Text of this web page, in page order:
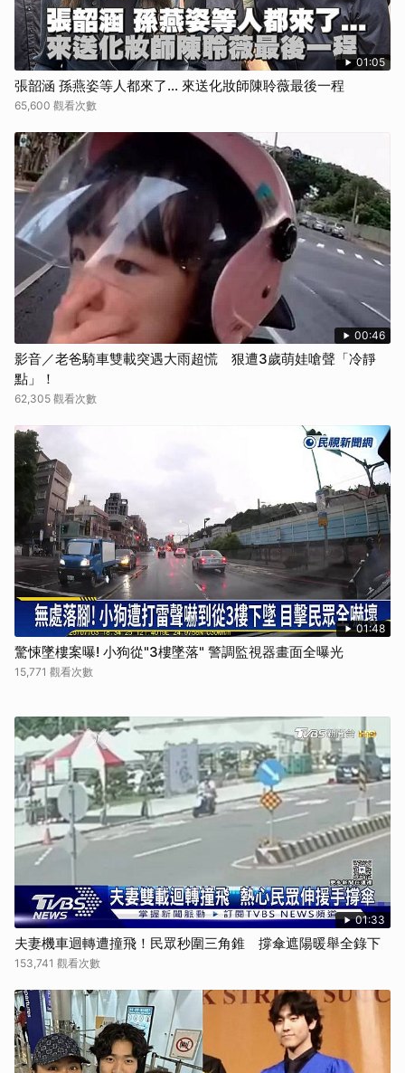
01:05
張韶涵 孫燕姿等人都來了... 來送化妝師陳聆薇最後一程
65,600 觀看次數
00:46
影音／老爸騎車雙載突遇大雨超慌 狠遭3歲萌娃嗆聲「冷靜
點」！
62,305 觀看次數
01:48
驚悚墜樓案曝! 小狗從"3樓墜落" 警調監視器畫面全曝光
15,771 觀看次數
01:33
夫妻機車迴轉遭撞飛！民眾秒圍三角錐 撐傘遮陽暖舉全錄下
153,741 觀看次數